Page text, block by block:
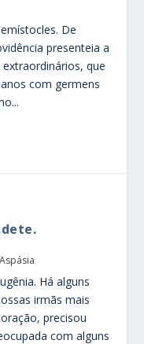
De
presenteia a
que
com germens
Há alguns
irmãs mais
precisou
com alguns